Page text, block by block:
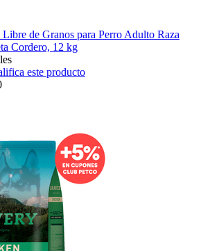
de Granos para Perro Adulto Raza
Cordero, 12 kg
este producto